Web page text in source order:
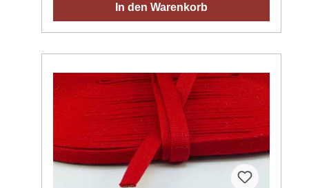
In den Warenkorb